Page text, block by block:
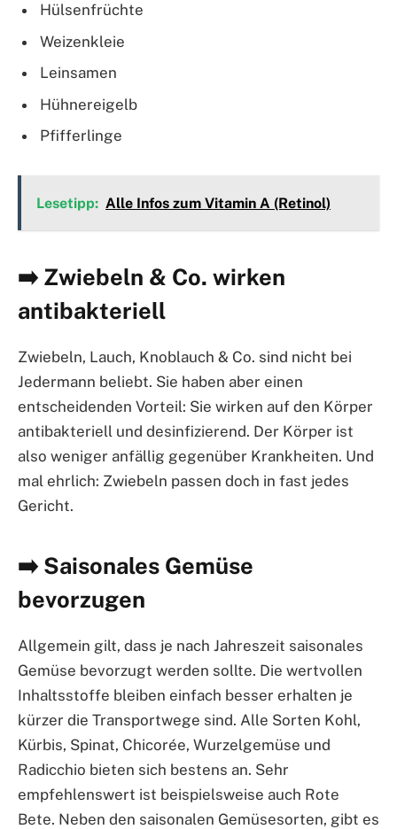
Hülsenfrüchte
Weizenkleie
Leinsamen
Hühnereigelb
Pfifferlinge
Lesetipp: Alle Infos zum Vitamin A (Retinol)
➡️ Zwiebeln & Co. wirken
antibakteriell
Zwiebeln, Lauch, Knoblauch & Co. sind nicht bei
Jedermann beliebt. Sie haben aber einen
entscheidenden Vorteil: Sie wirken auf den Körper
antibakteriell und desinfizierend. Der Körper ist
also weniger anfällig gegenüber Krankheiten. Und
mal ehrlich: Zwiebeln passen doch in fast jedes
Gericht.
➡️ Saisonales Gemüse
bevorzugen
Allgemein gilt, dass je nach Jahreszeit saisonales
Gemüse bevorzugt werden sollte. Die wertvollen
Inhaltsstoffe bleiben einfach besser erhalten je
kürzer die Transportwege sind. Alle Sorten Kohl,
Kürbis, Spinat, Chicorée, Wurzelgemüse und
Radicchio bieten sich bestens an. Sehr
empfehlenswert ist beispielsweise auch Rote
Bete. Neben den saisonalen Gemüsesorten, gibt es